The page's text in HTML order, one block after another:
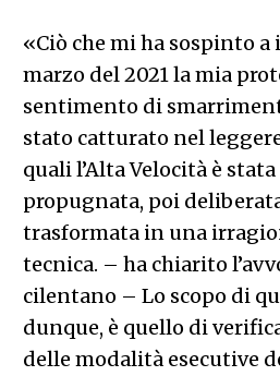
«Ciò che mi ha sospinto
marzo del 2021 la mia
sentimento di
stato catturato nel
quali l’Alta Velocità è
propugnata, poi
trasformata in una
tecnica. – ha chiarito
cilentano – Lo scopo di
dunque, è quello di
delle modalità esecutive